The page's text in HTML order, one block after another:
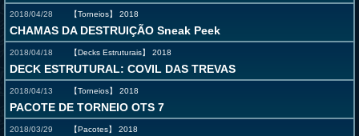
2018/04/28 【Torneios】 2018
CHAMAS DA DESTRUIÇÃO Sneak Peek
2018/04/18 【Decks Estruturais】 2018
DECK ESTRUTURAL: COVIL DAS TREVAS
2018/04/13 【Torneios】 2018
PACOTE DE TORNEIO OTS 7
2018/03/29 【Pacotes】 2018